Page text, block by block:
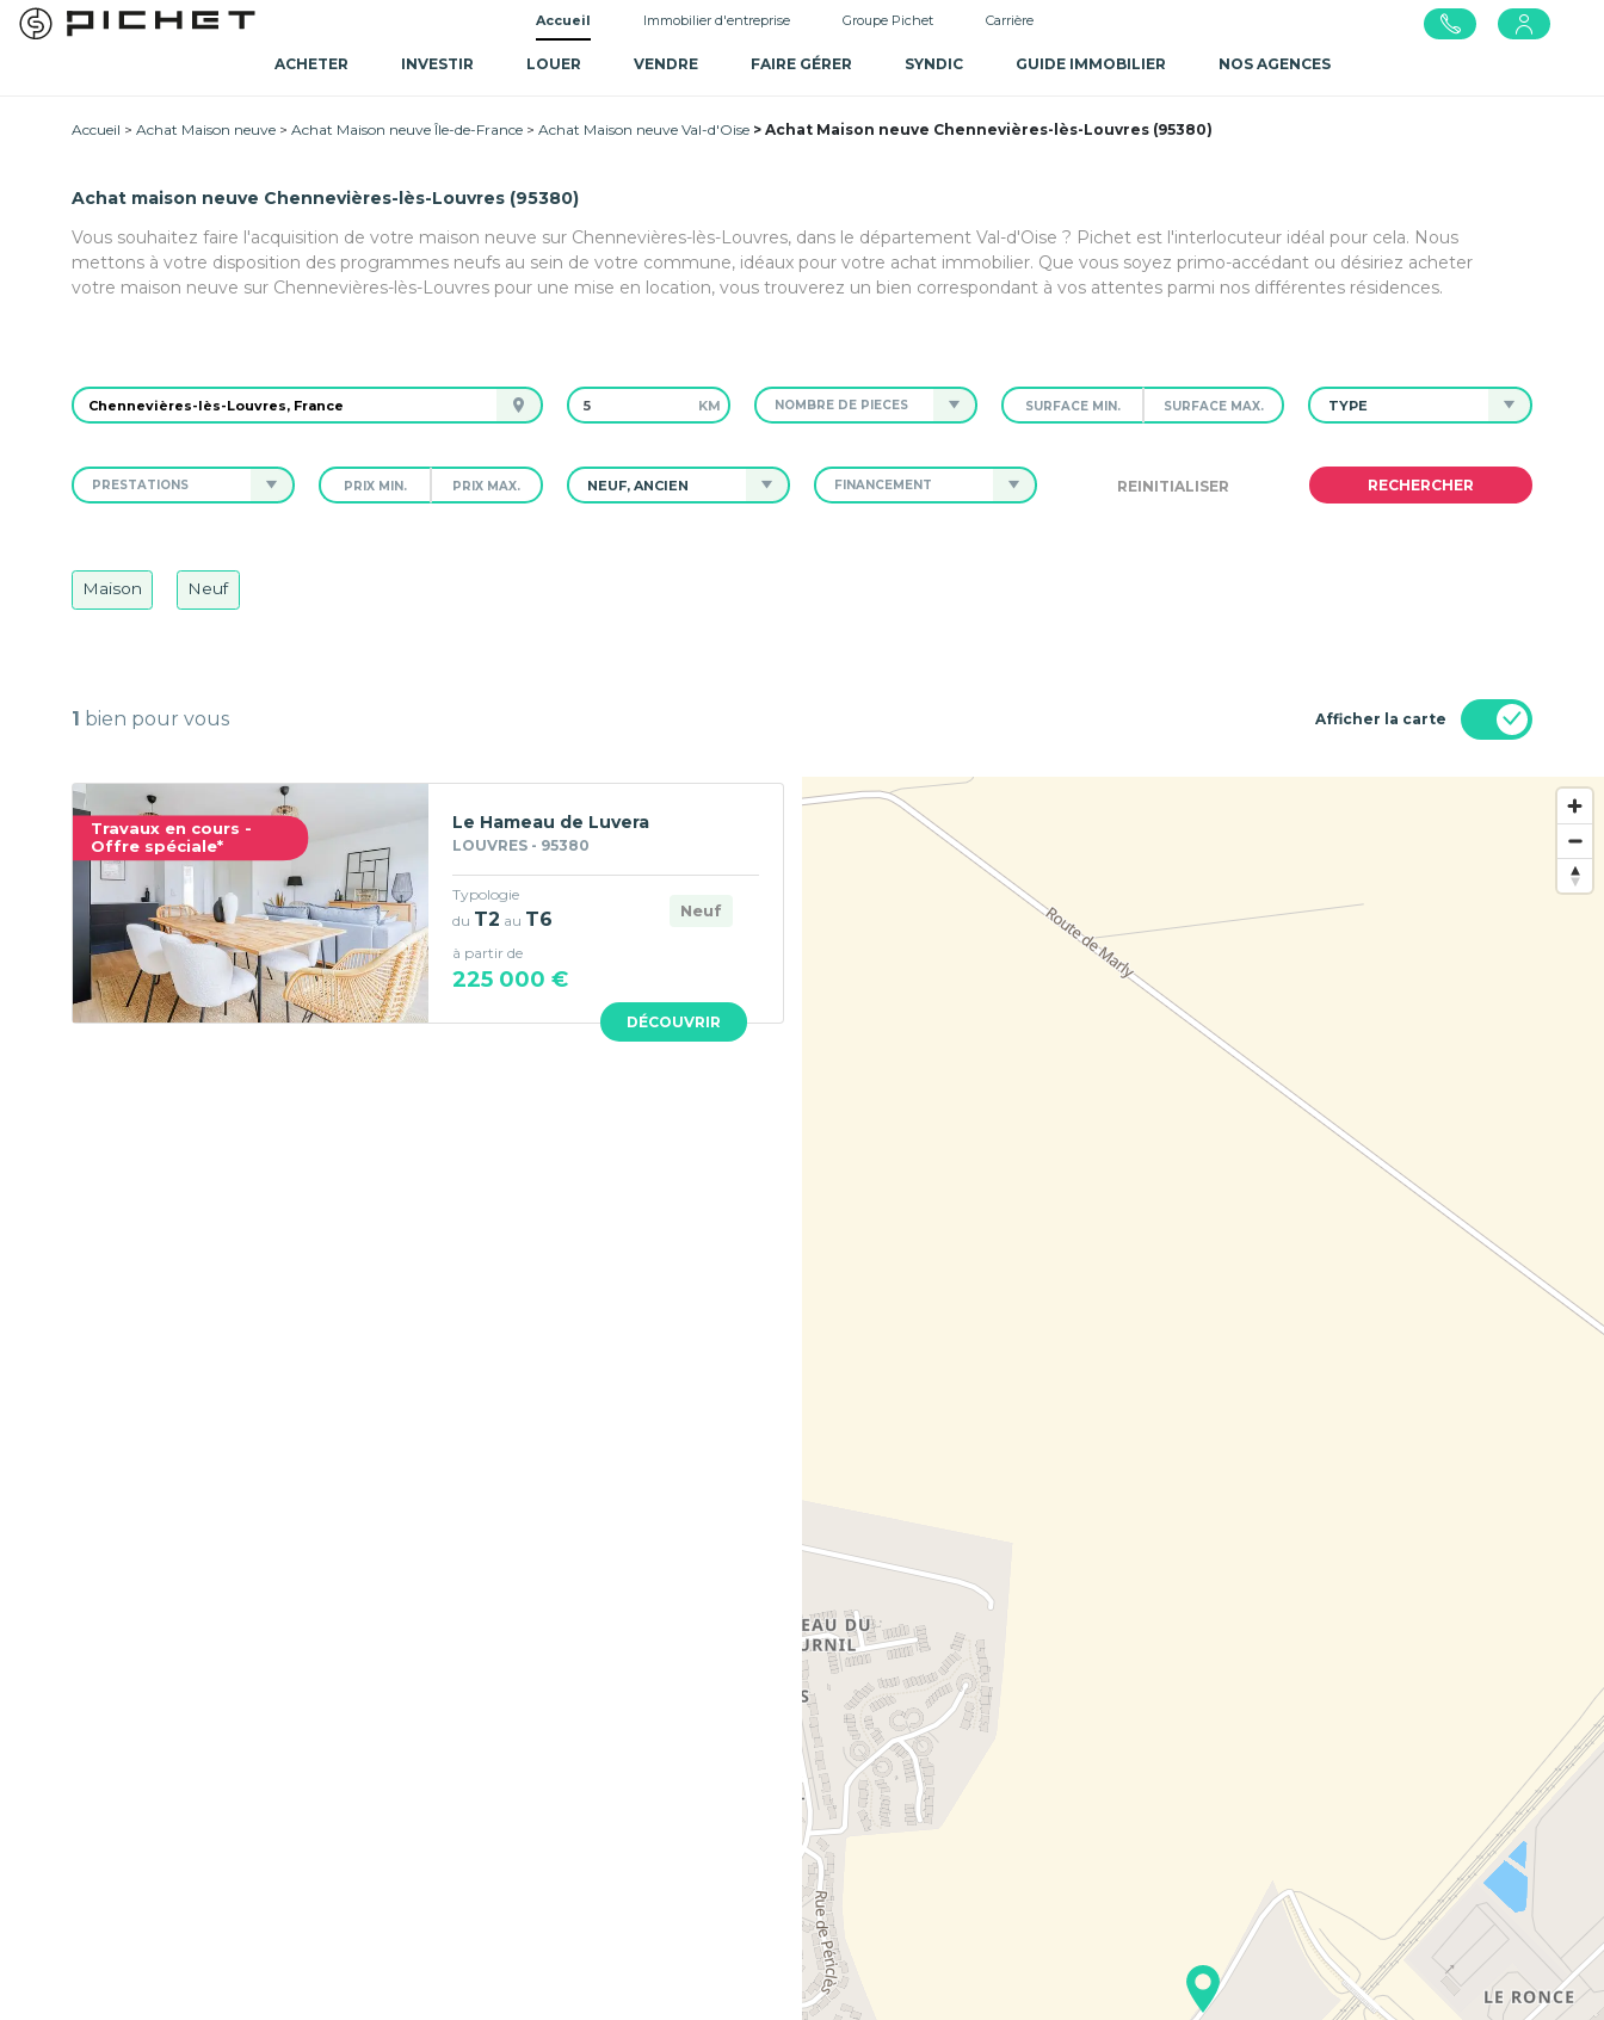
Accueil Immobilier d'entreprise Groupe Pichet Carrière
ACHETER INVESTIR LOUER VENDRE FAIRE GÉRER SYNDIC GUIDE IMMOBILIER NOS AGENCES
Accueil Achat Maison neuve Achat Maison neuve Île-de-France Achat Maison neuve Val-d'Oise Achat Maison neuve Chennevières-lès-Louvres (95380)
Achat maison neuve Chennevières-lès-Louvres (95380)
Vous souhaitez faire l'acquisition de votre maison neuve sur Chennevières-lès-Louvres, dans le département Val-d'Oise ? Pichet est l'interlocuteur idéal pour cela. Nous
mettons à votre disposition des programmes neufs au sein de votre commune, idéaux pour votre achat immobilier. Que vous soyez primo-accédant ou désiriez acheter
votre maison neuve sur Chennevières-lès-Louvres pour une mise en location, vous trouverez un bien correspondant à vos attentes parmi nos différentes résidences.
KM NOMBRE DE PIÈCES TYPE
PRESTATIONS NEUF, ANCIEN FINANCEMENT
Maison Neuf
1 bien pour vous Afficher la carte
Travaux en cours -
Offre spéciale*
DÉCOUVRIR
Le Hameau de Luvera
LOUVRES - 95380
Neuf
Typologie
du T2 au T6
à partir de
225 000 €